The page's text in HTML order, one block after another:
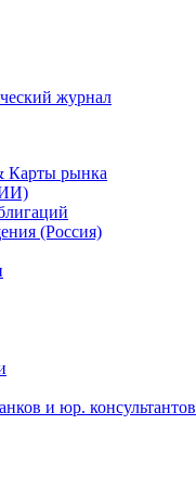
журнал
Карты рынка
(Россия)
и юр. консультантов